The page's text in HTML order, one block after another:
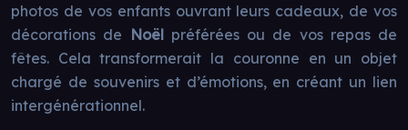
photos de vos enfants ouvrant leurs cadeaux, de vos
décorations de Noël préférées ou de vos repas de
fêtes. Cela transformerait la couronne en un objet
chargé de souvenirs et d’émotions, en créant un lien
intergénérationnel.